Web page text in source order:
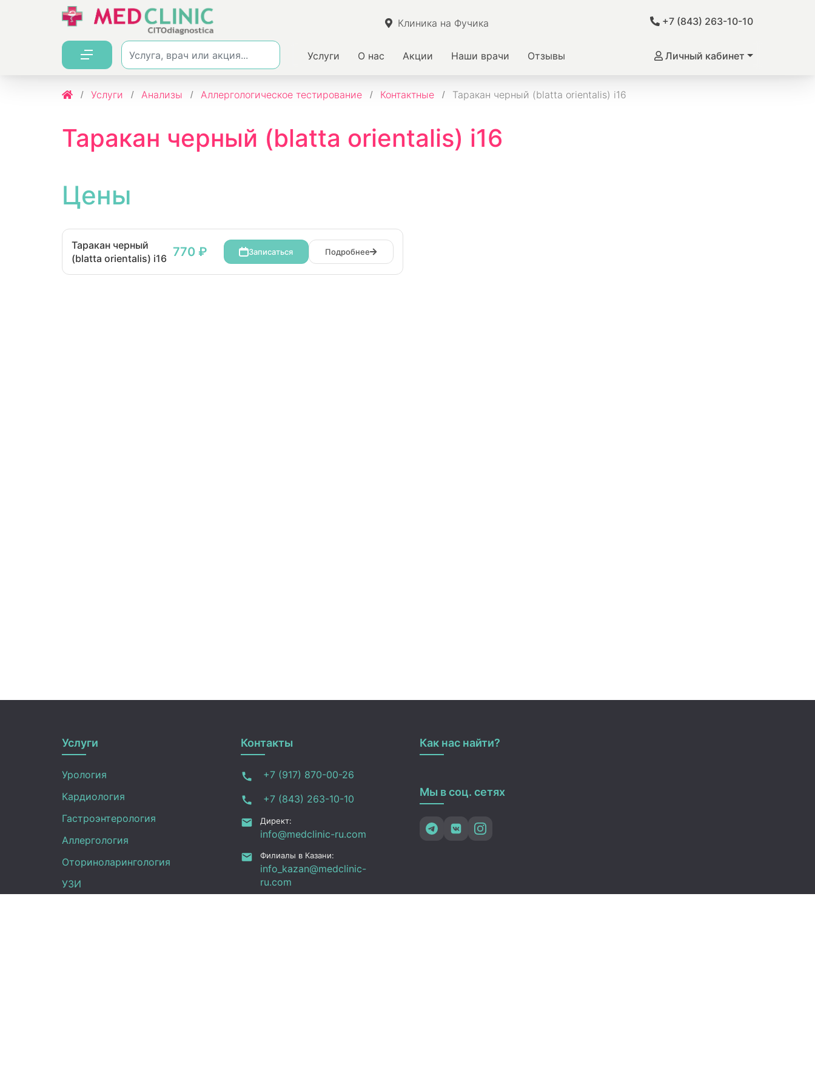
Клиника на Фучика +7 (843) 263-10-10
Услуги О нас Акции Наши врачи Отзывы Личный кабинет
Услуги Анализы Аллергологическое тестирование Контактные Таракан черный (blatta orientalis) i16
Таракан черный (blatta orientalis) i16
Цены
Таракан черный
(blatta orientalis) i16 770 ₽ Записаться Подробнее
Услуги
Урология
Кардиология
Гастроэнтерология
Аллергология
Оториноларингология
УЗИ
Контакты
+7 (917) 870-00-26
+7 (843) 263-10-10
Директ:
info@medclinic-ru.com
Филиалы в Казани:
info_kazan@medclinic-
ru.com
Как нас найти?
Мы в соц. сетях